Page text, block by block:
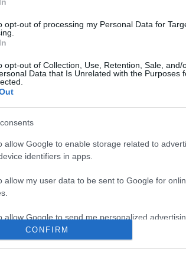
opt-out of processing my Personal Data for
opt-out of Collection, Use, Retention, Sale, and/
Data that Is Unrelated with the Purposes
allow Google to enable storage related to
identifiers in apps.
allow my user data to be sent to Google for
allow Google to send me personalized
CONFIRM
Martín nem indulhat jövőre,
Sebők Máté - 2025. 06. 30.
MotoGP
Hiába Martín egyértelmű
„optimista”
Sebők Máté